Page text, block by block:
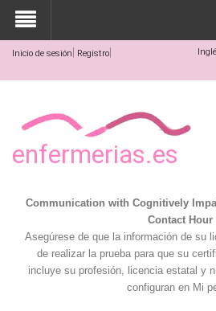
Inicio de sesión Registro
enfermerias.es
Communication with Cognitively
Contact Hour
Asegúrese de que la información de su
de realizar la prueba para que su
incluye su profesión, licencia estatal y
configuran en Mi